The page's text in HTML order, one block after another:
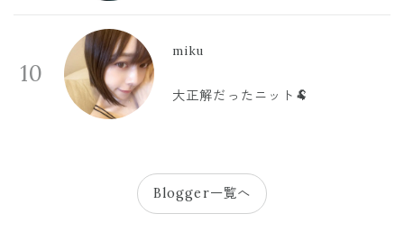
10
miku
大正解だったニット🐏
Blogger一覧へ